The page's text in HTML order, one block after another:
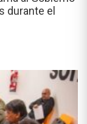
durante el